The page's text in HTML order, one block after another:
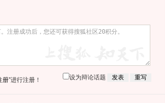
册”进行注册！ 设为辩论话题